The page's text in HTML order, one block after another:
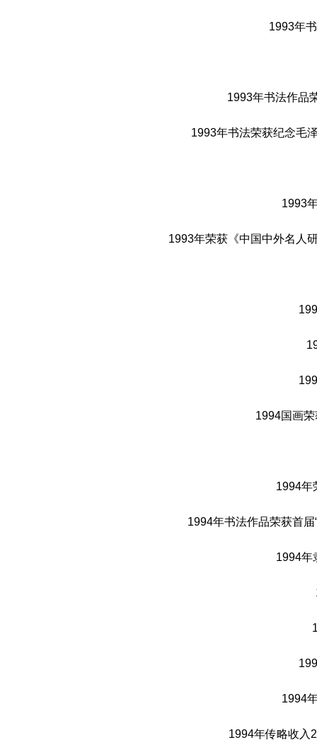
1993年
1993年书法作品
1993年书法荣获纪念毛
1993
1993年荣获《中国中外名人
1994国画
1994年
1994年书法作品荣获首
1994年
1994
1994年传略收入